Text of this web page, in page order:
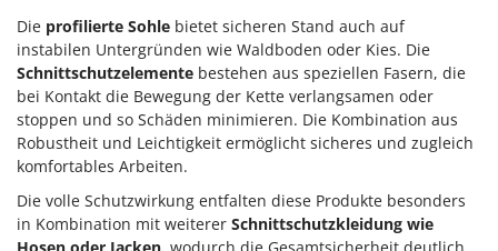
Die profilierte Sohle bietet sicheren Stand auch auf
instabilen Untergründen wie Waldboden oder Kies. Die
Schnittschutzelemente bestehen aus speziellen Fasern, die
bei Kontakt die Bewegung der Kette verlangsamen oder
stoppen und so Schäden minimieren. Die Kombination aus
Robustheit und Leichtigkeit ermöglicht sicheres und zugleich
komfortables Arbeiten.
Die volle Schutzwirkung entfalten diese Produkte besonders
in Kombination mit weiterer Schnittschutzkleidung wie